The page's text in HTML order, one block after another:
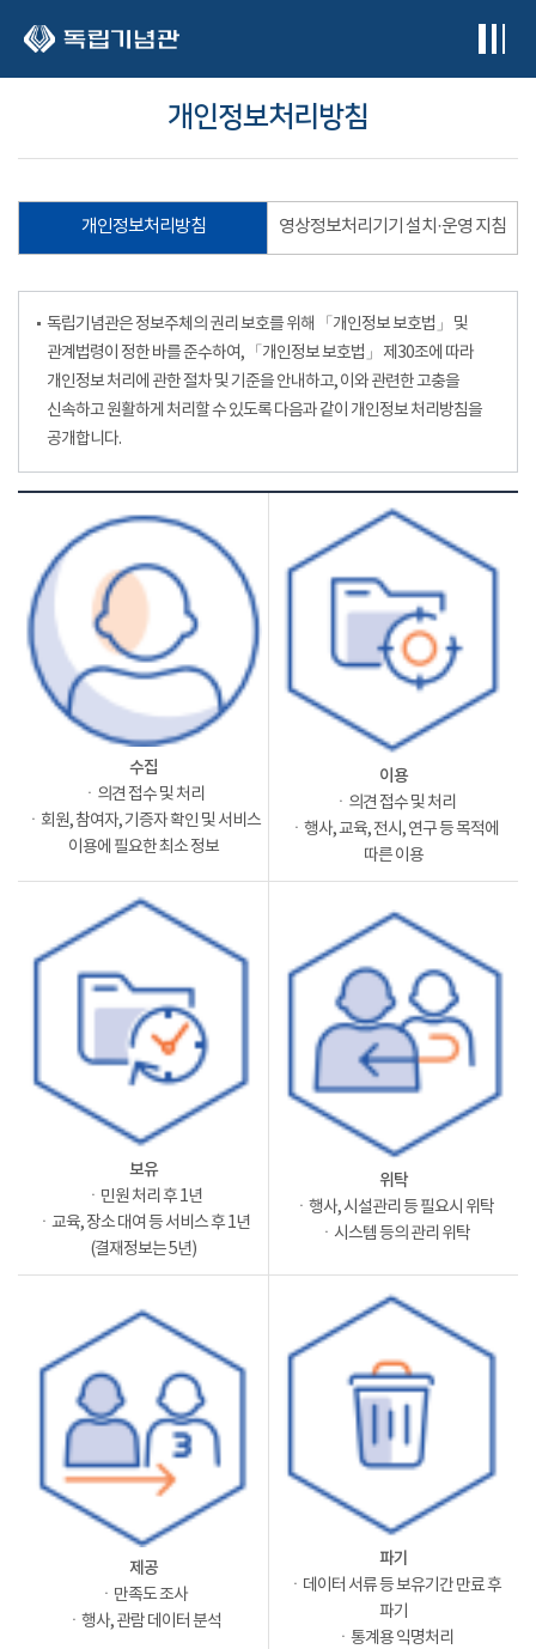
개인정보처리방침
개인정보처리방침 영상정보처리기기 설치·운영 지침
독립기념관은 정보주체의 권리 보호를 위해 「개인정보 보호법」 및
관계법령이 정한 바를 준수하여, 「개인정보 보호법」 제30조에 따라
개인정보 처리에 관한 절차 및 기준을 안내하고, 이와 관련한 고충을
신속하고 원활하게 처리할 수 있도록 다음과 같이 개인정보 처리방침을
공개합니다.
수집
ㆍ의견 접수 및 처리
ㆍ회원, 참여자, 기증자 확인 및 서비스
이용에 필요한 최소 정보
이용
ㆍ의견 접수 및 처리
ㆍ행사, 교육, 전시, 연구 등 목적에
따른 이용
보유
ㆍ민원 처리 후 1년
ㆍ교육, 장소 대여 등 서비스 후 1년
(결재정보는 5년)
위탁
ㆍ행사, 시설관리 등 필요시 위탁
ㆍ시스템 등의 관리 위탁
제공
ㆍ만족도 조사
ㆍ행사, 관람 데이터 분석
파기
ㆍ데이터 서류 등 보유기간 만료 후
파기
ㆍ통계용 익명처리